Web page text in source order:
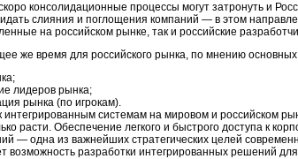
консолидационные процессы могут затронуть и
слияния и поглощения компаний — в этом
на российском рынке, так и российские
же время для российского рынка, по мнению
лидеров рынка;
рынка (по игрокам).
интегрированным системам на мировом и российском
расти. Обеспечение легкого и быстрого доступа к
— одна из важнейших стратегических целей
возможность разработки интегрированных решений